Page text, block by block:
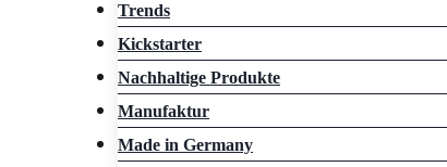
Trends
Kickstarter
Nachhaltige Produkte
Manufaktur
Made in Germany